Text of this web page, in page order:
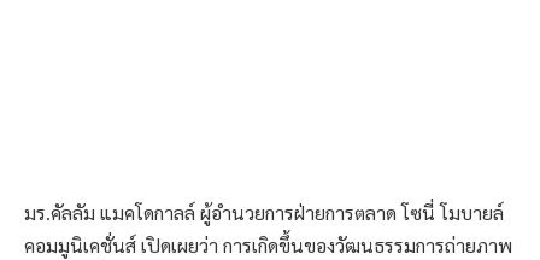
มร.คัลลัม แมคโดกาลล์ ผู้อํานวยการฝ่ายการตลาด โซนี่ โมบายล์
คอมมูนิเคชั่นส์ เปิดเผยว่า การเกิดขึ้นของวัฒนธรรมการถ่ายภาพ